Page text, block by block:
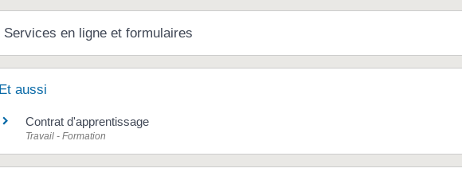
Services en ligne et formulaires
Et aussi
Contrat d'apprentissage
Travail - Formation